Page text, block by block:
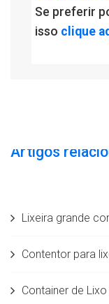
Se preferir
isso clique
Artigos
Lixeira grande
Contentor para
Container de Lixo